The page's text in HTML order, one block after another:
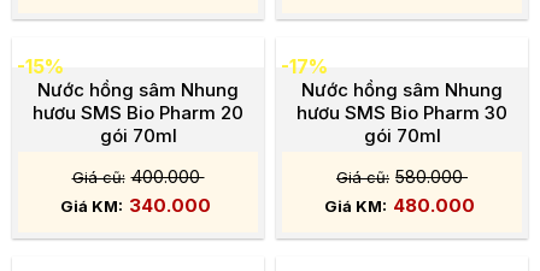
-15%
Nước hồng sâm Nhung
hươu SMS Bio Pharm 20
gói 70ml
400.000
340.000
-17%
Nước hồng sâm Nhung
hươu SMS Bio Pharm 30
gói 70ml
580.000
480.000